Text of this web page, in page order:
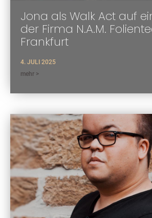
Jona als Walk Act auf
der Firma N.A.M.
Frankfurt
4. JULI 2025
mehr >